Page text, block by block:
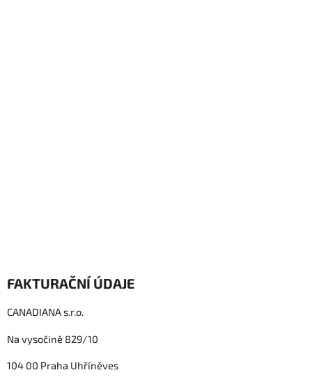
FAKTURAČNÍ ÚDAJE
CANADIANA s.r.o.
Na vysočině 829/10
104 00 Praha Uhříněves